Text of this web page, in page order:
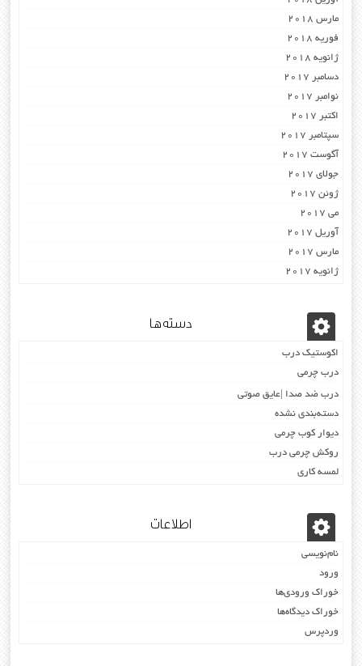
مارس 2018
فوریه 2018
ژانویه 2018
دسامبر 2017
نوامبر 2017
اکتبر 2017
سپتامبر 2017
آگوست 2017
جولای 2017
ژوئن 2017
می 2017
آوریل 2017
مارس 2017
ژانویه 2017
دسته‌ها
اکوستیک درب
درب چرمی
درب ضد صدا |عایق صوتی
دسته‌بندی نشده
دیوار کوب چرمی
روکش چرمی درب
لمسه کاری
اطلاعات
نام‌نویسی
ورود
خوراک ورودی‌ها
خوراک دیدگاه‌ها
وردپرس